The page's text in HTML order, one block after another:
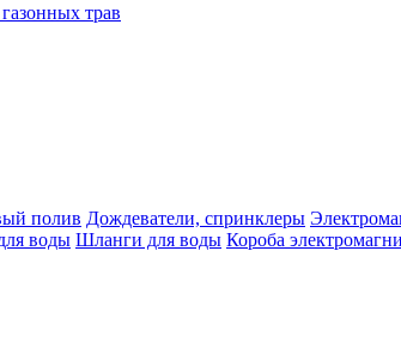
трав
полив Дождеватели, спринклеры
воды Шланги для воды Короба